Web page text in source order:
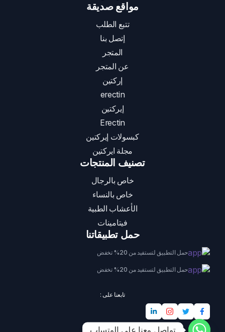
مواقع صديقة
تتبع الطلب
إتصل بنا
المتجر
عن المتجر
إركتين
erectin
إيركتين
Erectin
كبسولات إيركتين
مجلة ايركتين
تصنيف المنتجات
خاص بالرجال
خاص بالنساء
الأعشاب الطبية
فيتامينات
حمل تطبيقاتنا
حمل التطبيق لتستفيد من 20% تخفض
حمل التطبيق لتستفيد من 20% تخفض
تابعنا على :
تواصل معنا على الوتساب